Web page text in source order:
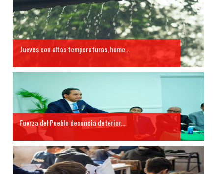
Jueves con altas temperaturas, hume...
Fuerza del Pueblo denuncia deterior...